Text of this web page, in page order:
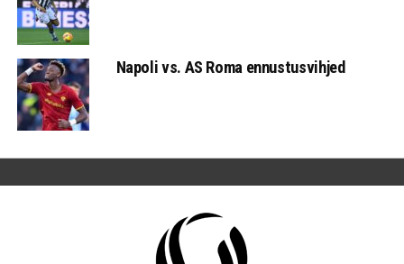
Napoli vs. AS Roma ennustusvihjed